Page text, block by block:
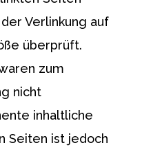
Verlinkung auf
überprüft.
zum
nicht
inhaltliche
Seiten ist jedoch